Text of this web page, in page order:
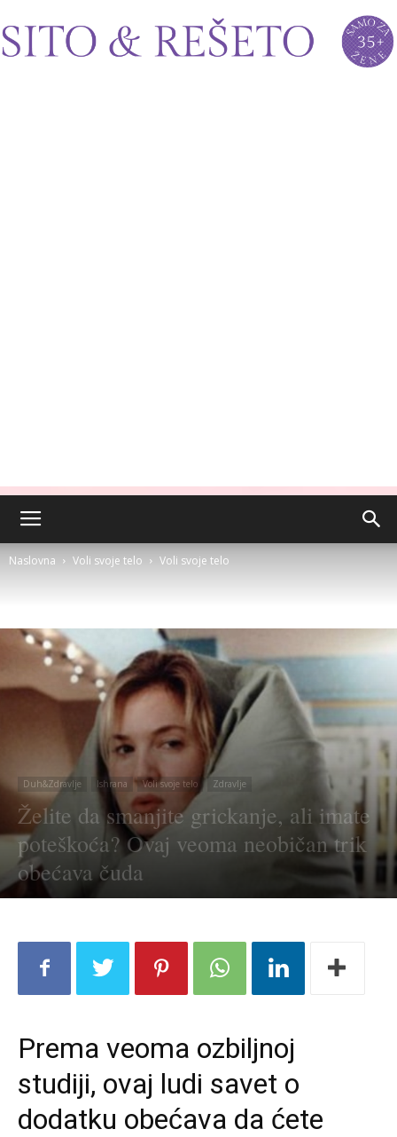
Naslovna Voli svoje telo Voli svoje telo
Duh&Zdravlje Ishrana Voli svoje telo Zdravlje
Želite da smanjite grickanje, ali imate
poteškoća? Ovaj veoma neobičan trik
obećava čuda
Prema veoma ozbiljnoj
studiji, ovaj ludi savet o
dodatku obećava da ćete